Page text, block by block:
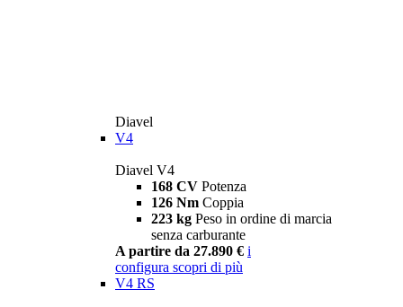
Diavel
V4
Diavel V4
168 CV Potenza
126 Nm Coppia
223 kg Peso in ordine di marcia
senza carburante
A partire da 27.890 € i
configura scopri di più
V4 RS